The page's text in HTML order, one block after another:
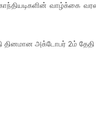
வாழ்க்கை
தினமான அக்டோபர் 2ம் தேதி